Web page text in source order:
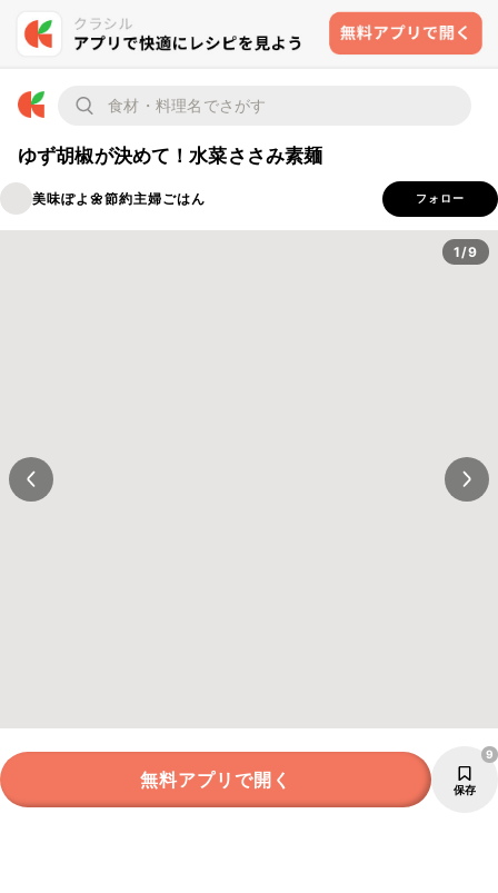
ゆず胡椒が決めて！水菜ささみ素麺
美味ぽよ🌼節約主婦ごはん フォロー
1/9
無料アプリで開く 保存
9